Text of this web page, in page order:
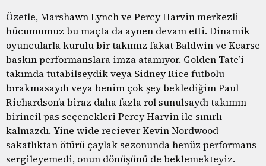
Özetle, Marshawn Lynch ve Percy Harvin merkezli
hücumumuz bu maçta da aynen devam etti. Dinamik
oyuncularla kurulu bir takımız fakat Baldwin ve Kearse
baskın performanslara imza atamıyor. Golden Tate’i
takımda tutabilseydik veya Sidney Rice futbolu
bırakmasaydı veya benim çok şey beklediğim Paul
Richardson’a biraz daha fazla rol sunulsaydı takımın
birincil pas seçenekleri Percy Harvin ile sınırlı
kalmazdı. Yine wide reciever Kevin Nordwood
sakatlıktan ötürü çaylak sezonunda henüz performans
sergileyemedi, onun dönüşünü de beklemekteyiz.